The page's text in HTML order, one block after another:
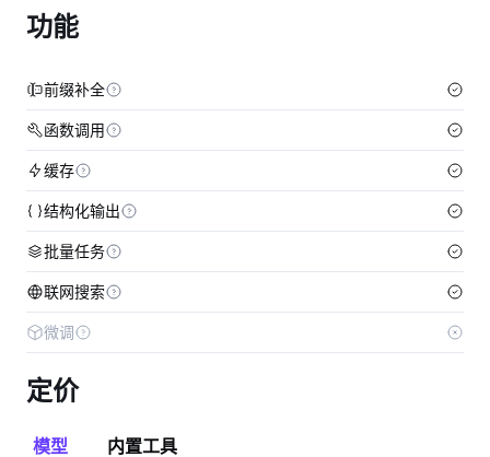
功能
前缀补全
函数调用
缓存
结构化输出
批量任务
联网搜索
微调
定价
模型 内置工具